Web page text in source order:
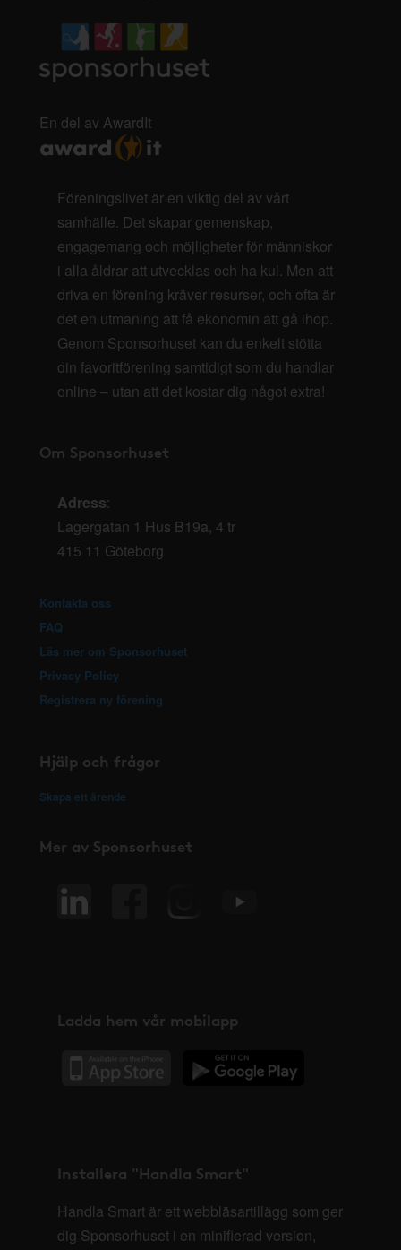
En del av AwardIt
Föreningslivet är en viktig del av vårt
samhälle. Det skapar gemenskap,
engagemang och möjligheter för människor
i alla åldrar att utvecklas och ha kul. Men att
driva en förening kräver resurser, och ofta är
det en utmaning att få ekonomin att gå ihop.
Genom Sponsorhuset kan du enkelt stötta
din favoritförening samtidigt som du handlar
online – utan att det kostar dig något extra!
Om Sponsorhuset
Adress:
Lagergatan 1 Hus B19a, 4 tr
415 11 Göteborg
Kontakta oss
FAQ
Läs mer om Sponsorhuset
Privacy Policy
Registrera ny förening
Hjälp och frågor
Skapa ett ärende
Mer av Sponsorhuset
Ladda hem vår mobilapp
Installera "Handla Smart"
Handla Smart är ett webbläsartillägg som ger
dig Sponsorhuset i en minifierad version,